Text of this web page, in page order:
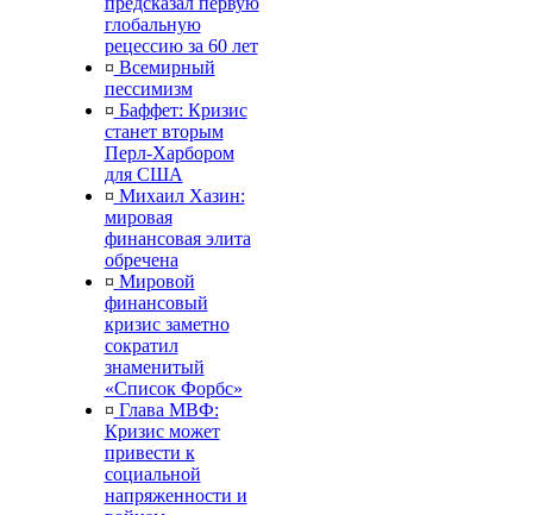
глобальную
рецессию за 60 лет
¤ Всемирный
пессимизм
¤ Баффет: Кризис
станет вторым
Перл-Харбором
для США
¤ Михаил Хазин:
мировая
финансовая элита
обречена
¤ Мировой
финансовый
кризис заметно
сократил
знаменитый
«Список Форбс»
¤ Глава МВФ:
Кризис может
привести к
социальной
напряженности и